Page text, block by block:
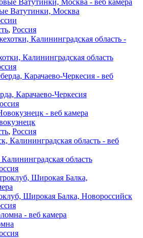
Ватутинки, Москва
, Россия
Калининградская область
Карачаево-Черкесия
, Россия
область
Широкая Балка, Новороссийск